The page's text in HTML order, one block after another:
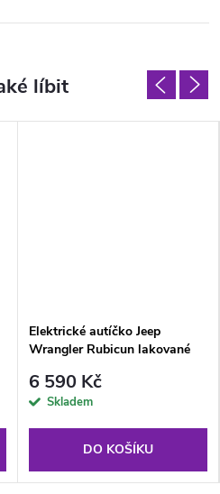
Elektrické autíčko Jeep
Wrangler Rubicun lakované
6 590 Kč
Skladem
DO KOŠÍKU